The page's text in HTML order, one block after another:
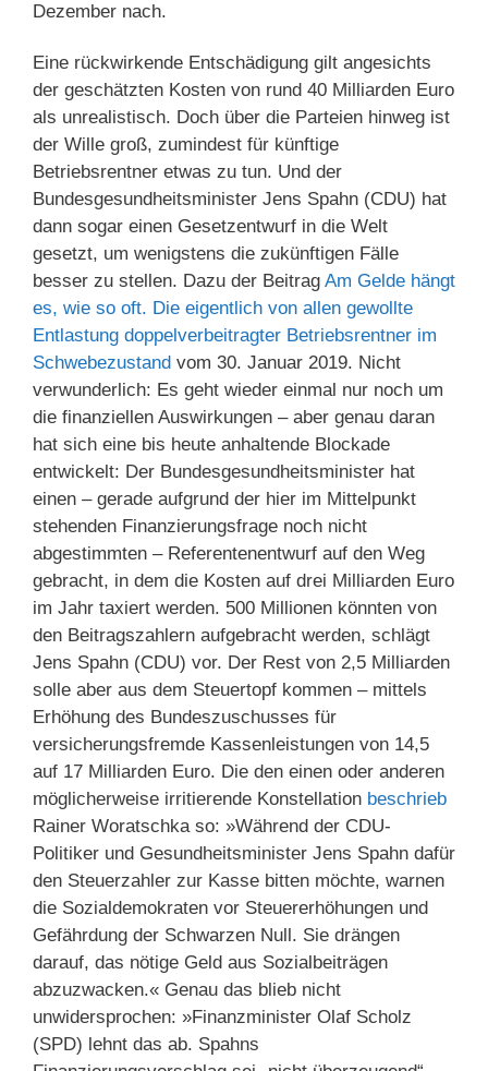
Dezember nach.
Eine rückwirkende Entschädigung gilt angesichts
der geschätzten Kosten von rund 40 Milliarden Euro
als unrealistisch. Doch über die Parteien hinweg ist
der Wille groß, zumindest für künftige
Betriebsrentner etwas zu tun. Und der
Bundesgesundheitsminister Jens Spahn (CDU) hat
dann sogar einen Gesetzentwurf in die Welt
gesetzt, um wenigstens die zukünftigen Fälle
besser zu stellen. Dazu der Beitrag Am Gelde hängt
es, wie so oft. Die eigentlich von allen gewollte
Entlastung doppelverbeitragter Betriebsrentner im
Schwebezustand vom 30. Januar 2019. Nicht
verwunderlich: Es geht wieder einmal nur noch um
die finanziellen Auswirkungen – aber genau daran
hat sich eine bis heute anhaltende Blockade
entwickelt: Der Bundesgesundheitsminister hat
einen – gerade aufgrund der hier im Mittelpunkt
stehenden Finanzierungsfrage noch nicht
abgestimmten – Referentenentwurf auf den Weg
gebracht, in dem die Kosten auf drei Milliarden Euro
im Jahr taxiert werden. 500 Millionen könnten von
den Beitragszahlern aufgebracht werden, schlägt
Jens Spahn (CDU) vor. Der Rest von 2,5 Milliarden
solle aber aus dem Steuertopf kommen – mittels
Erhöhung des Bundeszuschusses für
versicherungsfremde Kassenleistungen von 14,5
auf 17 Milliarden Euro. Die den einen oder anderen
möglicherweise irritierende Konstellation beschrieb
Rainer Woratschka so: »Während der CDU-
Politiker und Gesundheitsminister Jens Spahn dafür
den Steuerzahler zur Kasse bitten möchte, warnen
die Sozialdemokraten vor Steuererhöhungen und
Gefährdung der Schwarzen Null. Sie drängen
darauf, das nötige Geld aus Sozialbeiträgen
abzuzwacken.« Genau das blieb nicht
unwidersprochen: »Finanzminister Olaf Scholz
(SPD) lehnt das ab. Spahns